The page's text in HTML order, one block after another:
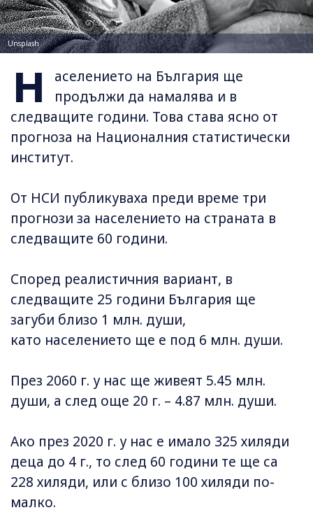
Unsplash
Н
аселението на България ще
продължи да намалява и в
следващите години. Това става ясно от
прогноза на Националния статистически
институт.
От НСИ публикуваха преди време три
прогнози за населението на страната в
следващите 60 години.
Според реалистичния вариант, в
следващите 25 години България ще
загуби близо 1 млн. души,
като населението ще е под 6 млн. души.
През 2060 г. у нас ще живеят 5.45 млн.
души, а след още 20 г. – 4.87 млн. души.
Ако през 2020 г. у нас е имало 325 хиляди
деца до 4 г., то след 60 години те ще са
228 хиляди, или с близо 100 хиляди по-
малко.